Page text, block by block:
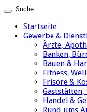
Startseite
Gewerbe &
Ärzte,
Banken,
Bauen &
Fitness,
Frisöre &
Handel &
Rund ums